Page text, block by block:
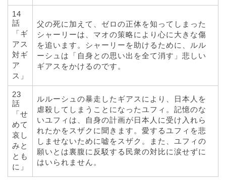
14
話
「ギ
アス
対ギ
ア
ス」
父の死に加えて、ゼロの正体を知ってしまった
シャーリーは、マオの策略により心に大きな傷
を追います。シャーリーを助けるために、ルル
ーシュは「自身との思い出を全て消す」悲しい
ギアスをかけるのです。
23
話
「せ
めて
哀し
みと
とも
に」
ルルーシュの暴走したギアスにより、日本人を
虐殺してしまうことになったユフィ。記憶のな
いユフィは、自身の計画が日本人に受け入れら
れたかをスザクに聞きます。愛するユフィを悲
しませないために嘘をスザク。また、ユフィの
願いとは裏腹に反駁する民衆の対比に涙せずに
はいられません。